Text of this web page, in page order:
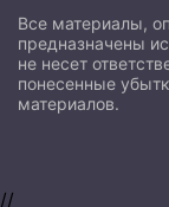
Все материалы,
предназначены
не несет
понесенные
материалов.
//